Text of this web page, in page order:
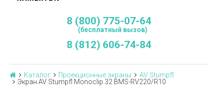
8 (800) 775-07-64
(бесплатный вызов)
8 (812) 606-74-84
Каталог Проекционные экраны
AV Stumpfl
Экран AV Stumpfl Monoclip 32 BMS-RV220/R10